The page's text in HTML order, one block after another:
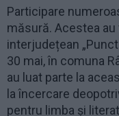
Participare
măsură. Acestea
interjudețean
30 mai, în comuna
au luat parte la
la încercare
pentru limba și